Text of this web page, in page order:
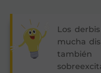
Los
mucha